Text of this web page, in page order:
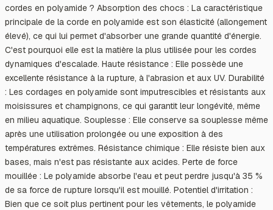
cordes en polyamide ? Absorption des chocs : La caractéristique
principale de la corde en polyamide est son élasticité (allongement
élevé), ce qui lui permet d'absorber une grande quantité d'énergie.
C'est pourquoi elle est la matière la plus utilisée pour les cordes
dynamiques d'escalade. Haute résistance : Elle possède une
excellente résistance à la rupture, à l'abrasion et aux UV. Durabilité
: Les cordages en polyamide sont imputrescibles et résistants aux
moisissures et champignons, ce qui garantit leur longévité, même
en milieu aquatique. Souplesse : Elle conserve sa souplesse même
après une utilisation prolongée ou une exposition à des
températures extrêmes. Résistance chimique : Elle résiste bien aux
bases, mais n'est pas résistante aux acides. Perte de force
mouillée : Le polyamide absorbe l'eau et peut perdre jusqu'à 35 %
de sa force de rupture lorsqu'il est mouillé. Potentiel d'irritation :
Bien que ce soit plus pertinent pour les vêtements, le polyamide